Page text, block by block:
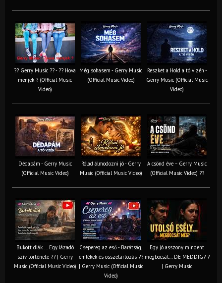
?? Gerry Music ?? - ?? Hova
menjek ? (Official Music
Video)
Még sohasem - Gerry Music
(Official Music Video)
Reszket a Hold a tó vizén -
Gerry Music (Official Music
Video)
Dédapám - Gerry Music
(Official Music Video)
Rólad álmodozni jó - Gerry
Music (Official Music Video)
A csönd éve – Gerry Music
(Official Music Video) ??
Bukott diák ... Egy lázadó
szív története ?? | Gerry
Music (Official Music Video)
Csepereg az eső - Barátság,
emlékek és összetartozás ?️?
| Gerry Music (Official Music
Video)
Egy jó asszony mindent
megbocsát… DE MEDDIG? ?
| Gerry Music